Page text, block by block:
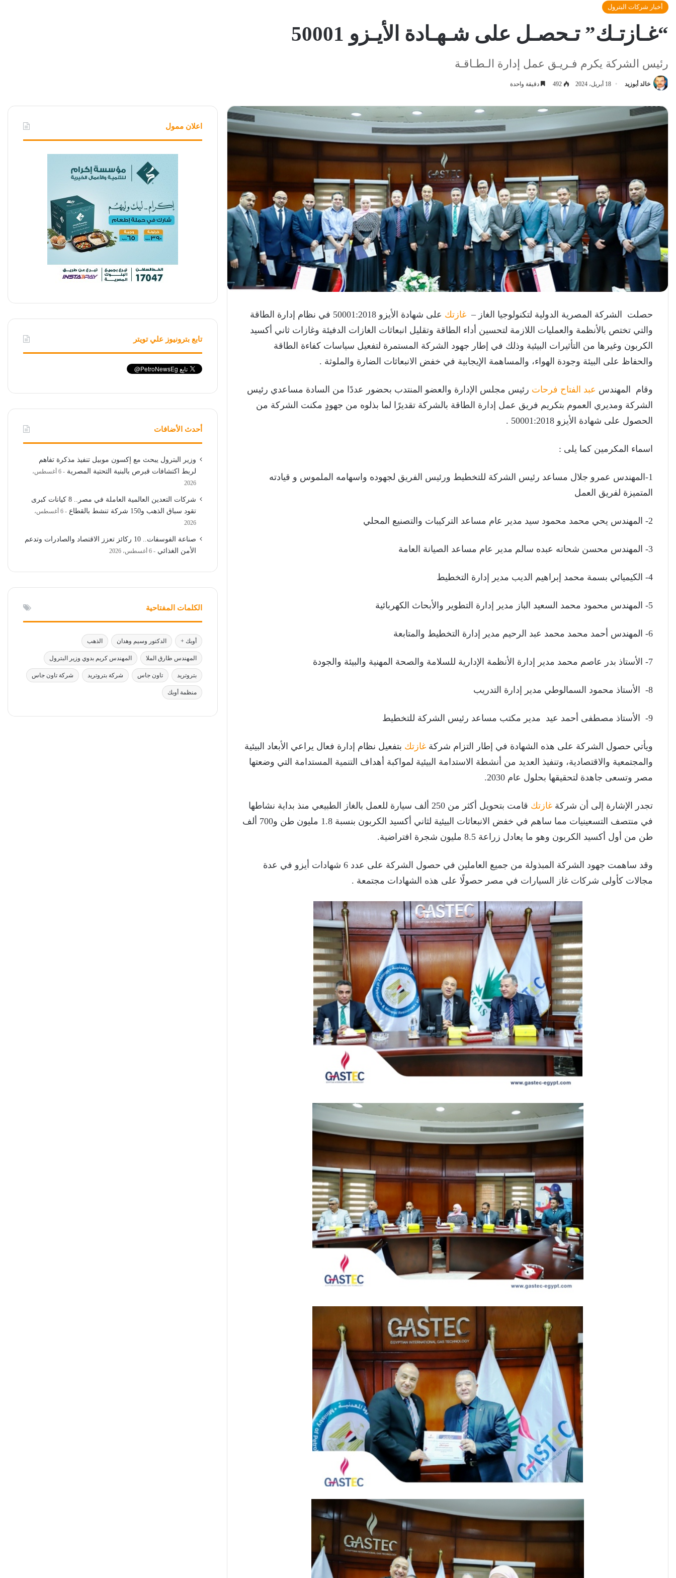
أخبار شركات البترول
“غـازتـك” تـحصـل على شـهـادة الأيـزو 50001
رئيس الشركة يكرم فـريـق عمل إدارة الـطـاقـة
خالد أبوزيد 18 أبريل، 2024 492 دقيقة واحدة
حصلت الشركة المصرية الدولية لتكنولوجيا الغاز – غازتك
على شهادة الأيزو 50001:2018 في نظام إدارة الطاقة
والتي تختص بالأنظمة والعمليات اللازمة لتحسين أداء الطاقة وتقليل انبعاثات الغازات الدفيئة وغازات ثاني أكسيد
الكربون وغيرها من التأثيرات البيئية وذلك في إطار جهود الشركة المستمرة لتفعيل سياسات كفاءة الطاقة
والحفاظ على البيئة وجودة الهواء، والمساهمة الإيجابية في خفض الانبعاثات الضارة والملوثة .
وقام المهندس عبد الفتاح فرحات رئيس مجلس الإدارة والعضو المنتدب بحضور عددًا من السادة مساعدي رئيس
الشركة ومديري العموم بتكريم فريق عمل إدارة الطاقة بالشركة تقديرًا لما بذلوه من جهودٍ مكنت الشركة من
الحصول على شهادة الأيزو 50001:2018 .
اسماء المكرمين كما يلى :
1-المهندس عمرو جلال مساعد رئيس الشركة للتخطيط ورئيس الفريق لجهوده واسهامه الملموس و قيادته
المتميزة لفريق العمل
2- المهندس يحي محمد محمود سيد مدير عام مساعد التركيبات والتصنيع المحلي
3- المهندس محسن شحاته عبده سالم مدير عام مساعد الصيانة العامة
4- الكيميائي بسمة محمد إبراهيم الديب مدير إدارة التخطيط
5- المهندس محمود محمد السعيد الباز مدير إدارة التطوير والأبحاث الكهربائية
6- المهندس أحمد محمد محمد عبد الرحيم مدير إدارة التخطيط والمتابعة
7- الأستاذ بدر عاصم محمد مدير إدارة الأنظمة الإدارية للسلامة والصحة المهنية والبيئة والجودة
8- الأستاذ محمود السمالوطي مدير إدارة التدريب
9- الأستاذ مصطفى أحمد عيد مدير مكتب مساعد رئيس الشركة للتخطيط
ويأتي حصول الشركة على هذه الشهادة في إطار التزام شركة غازتك بتفعيل نظام إدارة فعال يراعي الأبعاد البيئية
والمجتمعية والاقتصادية، وتنفيذ العديد من أنشطة الاستدامة البيئية لمواكبة أهداف التنمية المستدامة التي وضعتها
مصر وتسعى جاهدة لتحقيقها بحلول عام 2030.
تجدر الإشارة إلى أن شركة غازتك
قامت بتحويل أكثر من 250 ألف سيارة للعمل بالغاز الطبيعي منذ بداية نشاطها
في منتصف التسعينيات مما ساهم في خفض الانبعاثات البيئية لثاني أكسيد الكربون بنسبة 1.8 مليون طن و700 ألف
طن من أول أكسيد الكربون وهو ما يعادل زراعة 8.5 مليون شجرة افتراضية.
وقد ساهمت جهود الشركة المبذولة من جميع العاملين في حصول الشركة على عدد 6 شهادات أيزو في عدة
مجالات كأولى شركات غاز السيارات في مصر حصولًا على هذه الشهادات مجتمعة .
اعلان ممول
تابع بترونيوز علي تويتر
أحدث الأضافات
وزير البترول يبحث مع إكسون موبيل تنفيذ مذكرة تفاهم
لربط اكتشافات قبرص بالبنية التحتية المصرية
6 أغسطس،
2026
شركات التعدين العالمية العاملة في مصر.. 8 كيانات كبرى
تقود سباق الذهب و150 شركة تنشط بالقطاع
6 أغسطس،
2026
صناعة الفوسفات.. 10 ركائز تعزز الاقتصاد والصادرات وتدعم
الأمن الغذائي
6 أغسطس، 2026
الكلمات المفتاحية
أوبك + الدكتور وسيم وهدان الذهب
المهندس طارق الملا المهندس كريم بدوي وزير البترول
بتروتريد تاون جاس شركة بتروتريد شركة تاون جاس
منظمة أوبك